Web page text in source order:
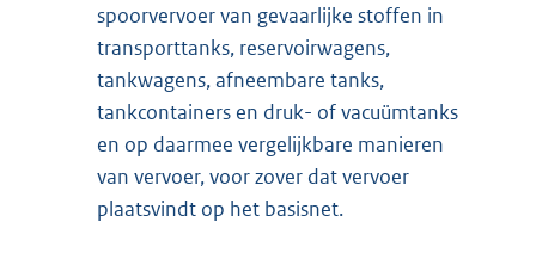
spoorvervoer van gevaarlijke stoffen in
transporttanks, reservoirwagens,
tankwagens, afneembare tanks,
tankcontainers en druk- of vacuümtanks
en op daarmee vergelijkbare manieren
van vervoer, voor zover dat vervoer
plaatsvindt op het basisnet.